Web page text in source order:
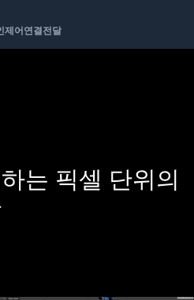
제어연결전달
는 픽셀 단위의